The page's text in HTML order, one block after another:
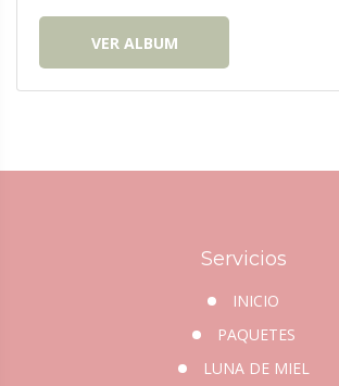
VER ALBUM
Servicios
INICIO
PAQUETES
LUNA DE MIEL